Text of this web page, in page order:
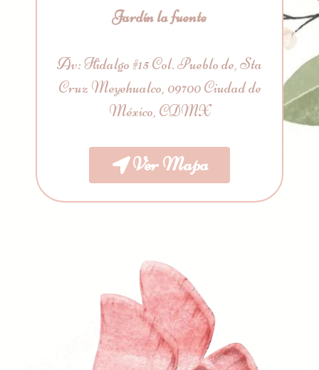
Jardín la fuente
Av: Hidalgo #15 Col. Pueblo de, Sta
Cruz Meyehualco, 09700 Ciudad de
México, CDMX
Ver Mapa